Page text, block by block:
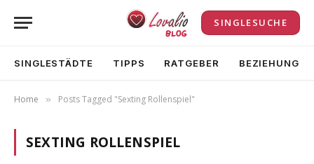
SINGLESUCHE
SINGLESTÄDTE TIPPS RATGEBER BEZIEHUNG
Home » Posts Tagged "Sexting Rollenspiel"
SEXTING ROLLENSPIEL